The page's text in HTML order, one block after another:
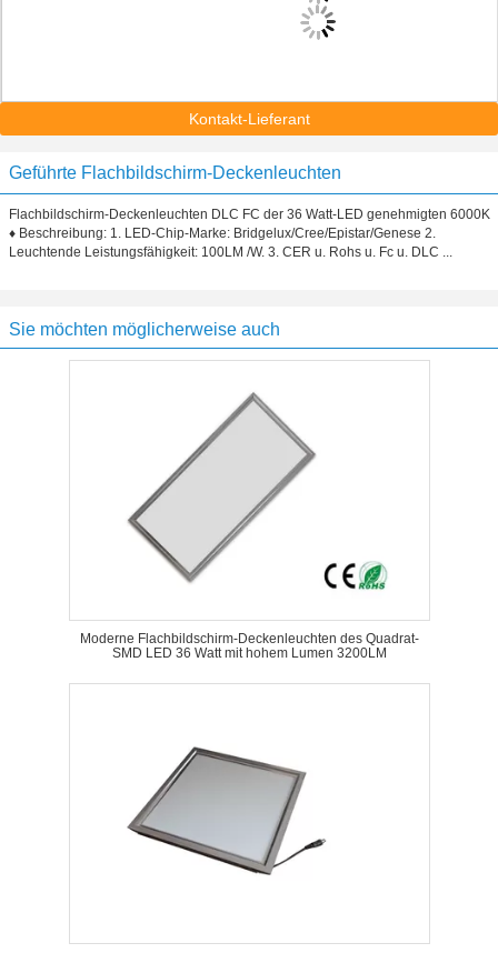
Kontakt-Lieferant
Geführte Flachbildschirm-Deckenleuchten
Flachbildschirm-Deckenleuchten DLC FC der 36 Watt-LED genehmigten 6000K
♦ Beschreibung: 1. LED-Chip-Marke: Bridgelux/Cree/Epistar/Genese 2.
Leuchtende Leistungsfähigkeit: 100LM /W. 3. CER u. Rohs u. Fc u. DLC ...
Sie möchten möglicherweise auch
Moderne Flachbildschirm-Deckenleuchten des Quadrat-
SMD LED 36 Watt mit hohem Lumen 3200LM